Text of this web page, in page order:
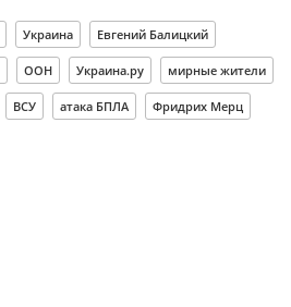
Украина Евгений Балицкий
ООН Украина.ру мирные жители
ВСУ атака БПЛА Фридрих Мерц